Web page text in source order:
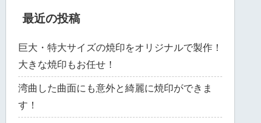
最近の投稿
巨大・特大サイズの焼印をオリジナルで製作！
大きな焼印もお任せ！
湾曲した曲面にも意外と綺麗に焼印ができま
す！